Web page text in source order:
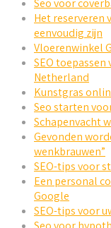
Het reserveren
eenvoudig zijn
Vloerenwinkel
SEO
Netherland
Kunstgras
Seo starten
Schapenvacht
Gevonden
wenkbrauwen”
SEO-tips voor
Een personal
Google
SEO-tips voor